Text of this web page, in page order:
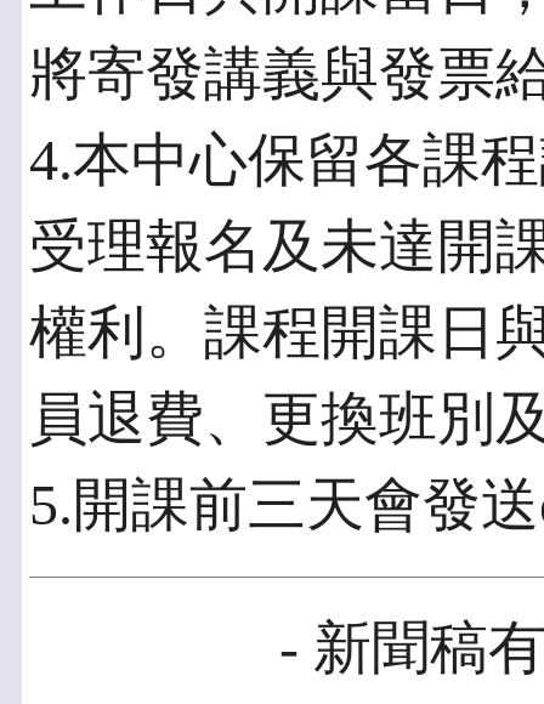
將寄發講義與發票
4.本中心保留各課
受理報名及未達開
權利。課程開課日
員退費、更換班別
5.開課前三天會發
- 新聞稿